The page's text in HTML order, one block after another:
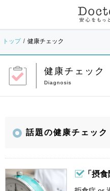
トップ 健康チェック
健康チェック
話題の健康チェック
「摂食